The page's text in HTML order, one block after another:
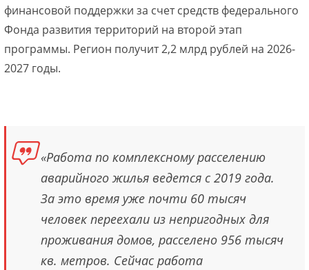
финансовой поддержки за счет средств федерального
Фонда развития территорий на второй этап
программы. Регион получит 2,2 млрд рублей на 2026-
2027 годы.
«Работа по комплексному расселению
аварийного жилья ведется с 2019 года.
За это время уже почти 60 тысяч
человек переехали из непригодных для
проживания домов, расселено 956 тысяч
кв. метров. Сейчас работа